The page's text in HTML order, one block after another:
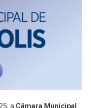
a Câmara Municipal